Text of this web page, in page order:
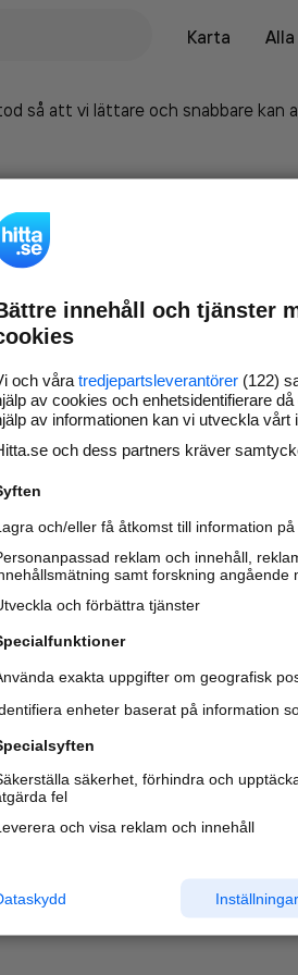
Karta
så att vi lättare och snabbare kan
nya kunder
Läs mer här
innehåll och tjänster
och våra tredjepartsleverantörer (122)
av cookies och enhetsidentifierare
av informationen kan vi utveckla vårt
och dess partners kräver
och/eller få åtkomst till information
reklam och innehåll,
samt forskning angående
och förbättra tjänster
exakta uppgifter om geografisk
enheter baserat på information
säkerhet, förhindra och
fel
och visa reklam och innehåll
Inställningar